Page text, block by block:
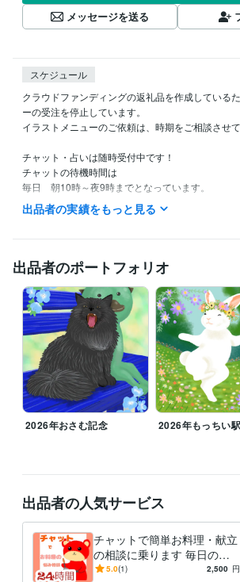
メッセージを送る
スケジュール
クラウドファンディングの返礼品を作成している
ーの受注を停止しています。
イラストメニューのご依頼は、時期をご相談させて
チャット・占いは随時受付中です！
チャットの待機時間は
毎日　朝10時～夜9時までとなっています。
（夜9時には寝てしまうので申し訳ないです。。。）
イラストレーター・漫画家 / イラストレーター
職歴
地方公務員 1996年3月 ~ 2007年2月
麻生田カフェ 2007年3月 ~ 2009年3月
資格・検定
調理師 取得年 : 2018年
タロットリーディングマスター 取得年 : 2022年
秘書技能検定2級 取得年 : 2003年
ビジネス・クリエイティブツール
Adobe Photoshop:6年 ibisPaint:6年
出品者の実績をもっと見る
出品者のポートフォリオ
2026年おさむ記念 2026年もっちい
出品者の人気サービス
チャットで簡単お料理・献立
の相談に乗ります 毎日の献
立や栄養に悩んでいる方、一
5.0(1) 2,500 円